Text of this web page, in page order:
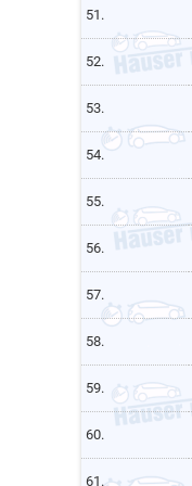
51.
52.
53.
54.
55.
56.
57.
58.
59.
60.
61.